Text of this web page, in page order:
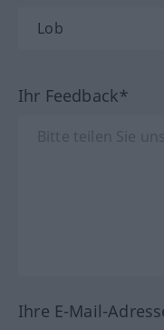
Ihr Feedback*
Ihre E-Mail-